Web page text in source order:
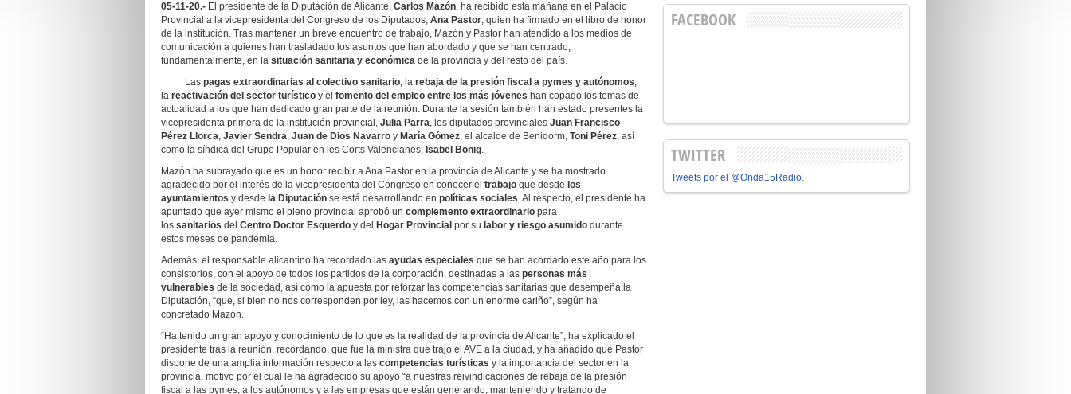
05-11-20.- El presidente de la Diputación de Alicante, Carlos Mazón, ha recibido esta mañana en el Palacio
Provincial a la vicepresidenta del Congreso de los Diputados, Ana Pastor, quien ha firmado en el libro de honor
de la institución. Tras mantener un breve encuentro de trabajo, Mazón y Pastor han atendido a los medios de
comunicación a quienes han trasladado los asuntos que han abordado y que se han centrado,
fundamentalmente, en la situación sanitaria y económica de la provincia y del resto del país.
Las pagas extraordinarias al colectivo sanitario, la rebaja de la presión fiscal a pymes y autónomos,
la reactivación del sector turístico y el fomento del empleo entre los más jóvenes han copado los temas de
actualidad a los que han dedicado gran parte de la reunión. Durante la sesión también han estado presentes la
vicepresidenta primera de la institución provincial, Julia Parra, los diputados provinciales Juan Francisco
Pérez Llorca, Javier Sendra, Juan de Dios Navarro y María Gómez, el alcalde de Benidorm, Toni Pérez, así
como la síndica del Grupo Popular en les Corts Valencianes, Isabel Bonig.
Mazón ha subrayado que es un honor recibir a Ana Pastor en la provincia de Alicante y se ha mostrado
agradecido por el interés de la vicepresidenta del Congreso en conocer el trabajo que desde los
ayuntamientos y desde la Diputación se está desarrollando en políticas sociales. Al respecto, el presidente ha
apuntado que ayer mismo el pleno provincial aprobó un complemento extraordinario para
los sanitarios del Centro Doctor Esquerdo y del Hogar Provincial por su labor y riesgo asumido durante
estos meses de pandemia.
Además, el responsable alicantino ha recordado las ayudas especiales que se han acordado este año para los
consistorios, con el apoyo de todos los partidos de la corporación, destinadas a las personas más
vulnerables de la sociedad, así como la apuesta por reforzar las competencias sanitarias que desempeña la
Diputación, “que, si bien no nos corresponden por ley, las hacemos con un enorme cariño”, según ha
concretado Mazón.
“Ha tenido un gran apoyo y conocimiento de lo que es la realidad de la provincia de Alicante”, ha explicado el
presidente tras la reunión, recordando, que fue la ministra que trajo el AVE a la ciudad, y ha añadido que Pastor
dispone de una amplia información respecto a las competencias turísticas y la importancia del sector en la
provincia, motivo por el cual le ha agradecido su apoyo “a nuestras reivindicaciones de rebaja de la presión
fiscal a las pymes, a los autónomos y a las empresas que están generando, manteniendo y tratando de
FACEBOOK
TWITTER
Tweets por el @Onda15Radio.